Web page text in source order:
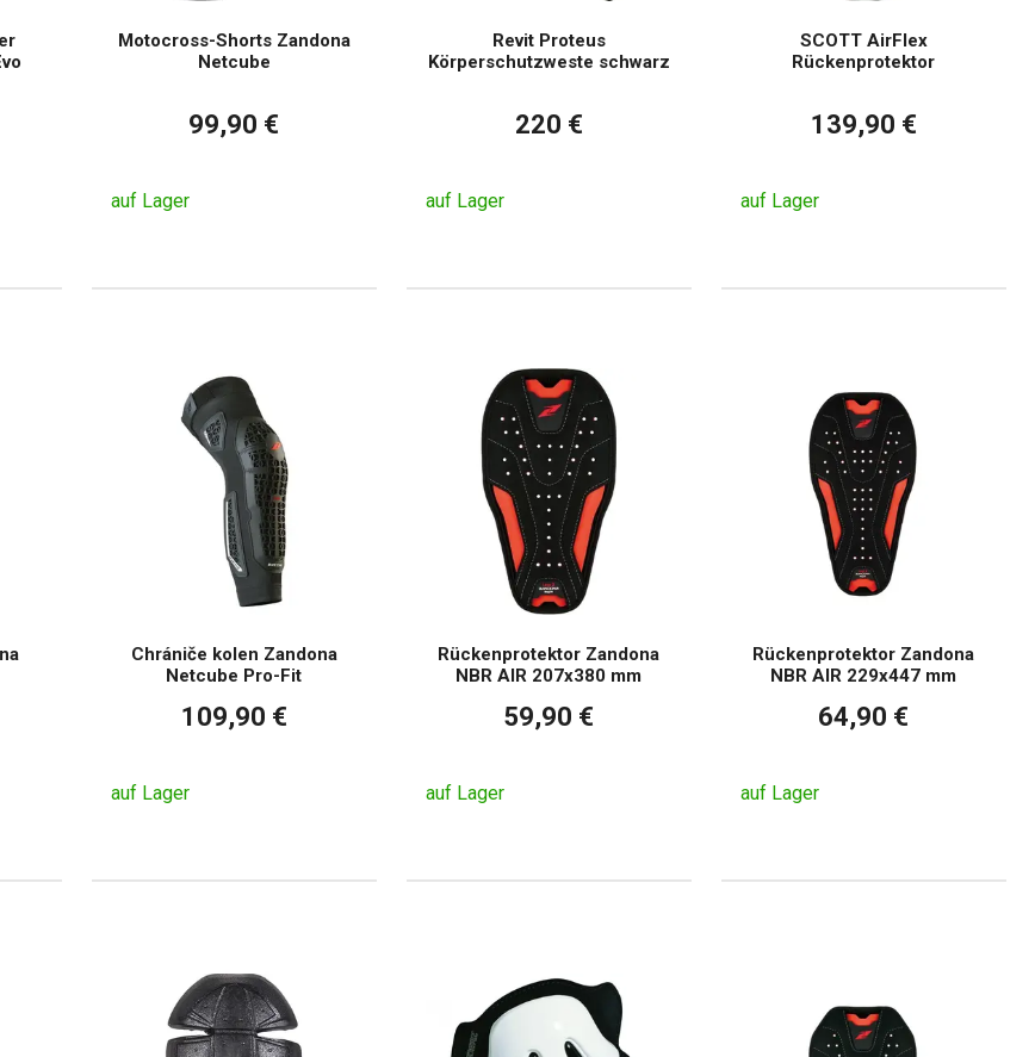
Motocross-Shorts Zandona
Netcube
99,90 €
auf Lager
Revit Proteus
Körperschutzweste schwarz
220 €
auf Lager
SCOTT AirFlex
Rückenprotektor
139,90 €
auf Lager
Chrániče kolen Zandona
Netcube Pro-Fit
109,90 €
auf Lager
Rückenprotektor Zandona
NBR AIR 207x380 mm
59,90 €
auf Lager
Rückenprotektor Zandona
NBR AIR 229x447 mm
64,90 €
auf Lager